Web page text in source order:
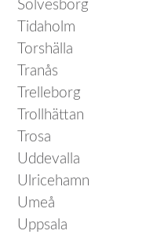
Sölvesborg
Tidaholm
Torshälla
Tranås
Trelleborg
Trollhättan
Trosa
Uddevalla
Ulricehamn
Umeå
Uppsala